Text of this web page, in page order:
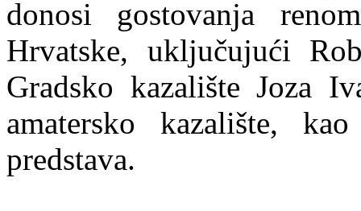
donosi gostovanja
Hrvatske, uključujući
Gradsko kazalište Joza
amatersko kazalište,
predstava.